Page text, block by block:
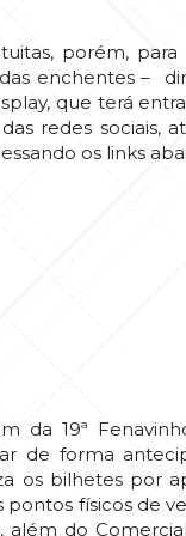
porém,
enchentes –
que terá
redes sociais,
os links
da 19ª
de forma
os bilhetes por
físicos de
do